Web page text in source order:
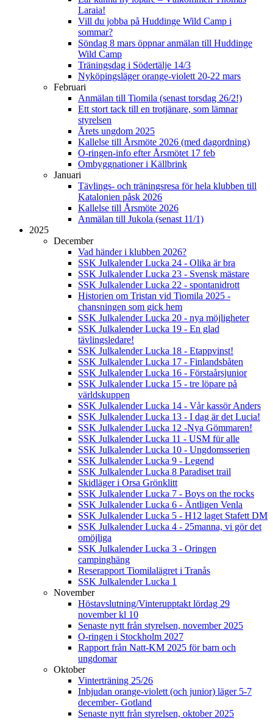
Laraia!
Vill du jobba på Huddinge Wild Camp i
sommar?
Söndag 8 mars öppnar anmälan till Huddinge
Wild Camp
Träningsdag i Södertälje 14/3
Nyköpingsläger orange-violett 20-22 mars
Februari
Anmälan till Tiomila (senast torsdag 26/2!)
Ett stort tack till en trotjänare, som lämnar
styrelsen
Årets ungdom 2025
Kallelse till Årsmöte 2026 (med dagordning)
O-ringen-info efter Årsmötet 17 feb
Ombyggnationer i Källbrink
Januari
Tävlings- och träningsresa för hela klubben till
Katalonien påsk 2026
Kallelse till Årsmöte 2026
Anmälan till Jukola (senast 11/1)
2025
December
Vad händer i klubben 2026?
SSK Julkalender Lucka 24 - Olika är bra
SSK Julkalender Lucka 23 - Svensk mästare
SSK Julkalender Lucka 22 - spontanidrott
Historien om Tristan vid Tiomila 2025 -
chansningen som gick hem
SSK Julkalender Lucka 20 - nya möjligheter
SSK Julkalender Lucka 19 - En glad
tävlingsledare!
SSK Julkalender Lucka 18 - Etappvinst!
SSK Julkalender Lucka 17 - Finlandsbåten
SSK Julkalender Lucka 16 - Förstaårsjunior
SSK Julkalender Lucka 15 - tre löpare på
världskuppen
SSK Julkalender Lucka 14 - Vår kassör Anders
SSK Julkalender Lucka 13 - I dag är det Lucia!
SSK Julkalender Lucka 12 -Nya Gömmaren!
SSK Julkalender Lucka 11 - USM für alle
SSK Julkalender Lucka 10 - Ungdomsserien
SSK Julkalender Lucka 9 - Legend
SSK Julkalender Lucka 8 Paradiset trail
Skidläger i Orsa Grönklitt
SSK Julkalender Lucka 7 - Boys on the rocks
SSK Julkalender Lucka 6 - Äntligen Venla
SSK Julkalender Lucka 5 - H12 laget Stafett DM
SSK Julkalender Lucka 4 - 25manna, vi gör det
omöjliga
SSK Julkalender Lucka 3 - Oringen
campinghäng
Reserapport Tiomilalägret i Tranås
SSK Julkalender Lucka 1
November
Höstavslutning/Vinterupptakt lördag 29
november kl 10
Senaste nytt från styrelsen, november 2025
O-ringen i Stockholm 2027
Rapport från Natt-KM 2025 för barn och
ungdomar
Oktober
Vinterträning 25/26
Inbjudan orange-violett (och junior) läger 5-7
december- Gotland
Senaste nytt från styrelsen, oktober 2025